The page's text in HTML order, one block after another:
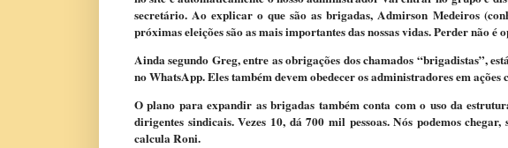
secretário. Ao explicar o que são as brigadas, Admirson Medeiros
próximas eleições são as mais importantes das nossas vidas. Perder não é
Ainda segundo Greg, entre as obrigações dos chamados “brigadistas”,
no WhatsApp. Eles também devem obedecer os administradores em
O plano para expandir as brigadas também conta com o uso da
dirigentes sindicais. Vezes 10, dá 700 mil pessoas. Nós podemos
calcula Roni.